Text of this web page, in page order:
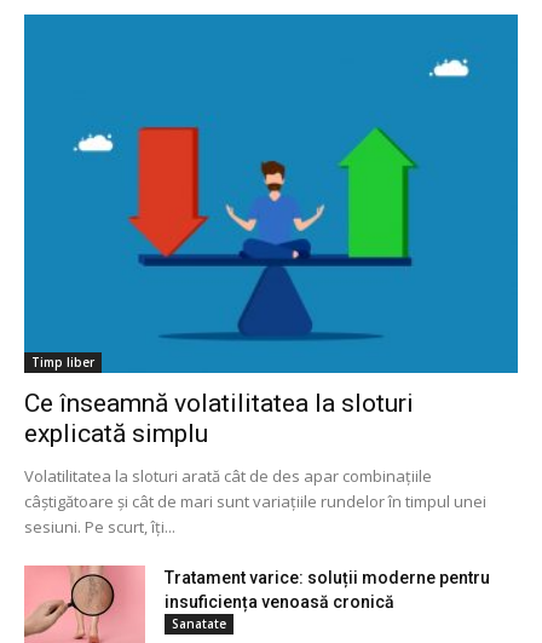
Timp liber
Ce înseamnă volatilitatea la sloturi
explicată simplu
Volatilitatea la sloturi arată cât de des apar combinațiile
câștigătoare și cât de mari sunt variațiile rundelor în timpul unei
sesiuni. Pe scurt, îți...
Tratament varice: soluții moderne pentru
insuficiența venoasă cronică
Sanatate